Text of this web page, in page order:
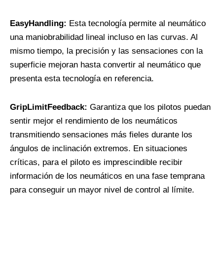
EasyHandling: Esta tecnología permite al neumático
una maniobrabilidad lineal incluso en las curvas. Al
mismo tiempo, la precisión y las sensaciones con la
superficie mejoran hasta convertir al neumático que
presenta esta tecnología en referencia.
GripLimitFeedback: Garantiza que los pilotos puedan
sentir mejor el rendimiento de los neumáticos
transmitiendo sensaciones más fieles durante los
ángulos de inclinación extremos. En situaciones
críticas, para el piloto es imprescindible recibir
información de los neumáticos en una fase temprana
para conseguir un mayor nivel de control al límite.